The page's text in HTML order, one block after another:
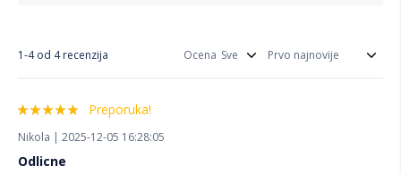
1-4 od 4 recenzija Ocena
Preporuka!
Nikola | 2025-12-05 16:28:05
Odlicne